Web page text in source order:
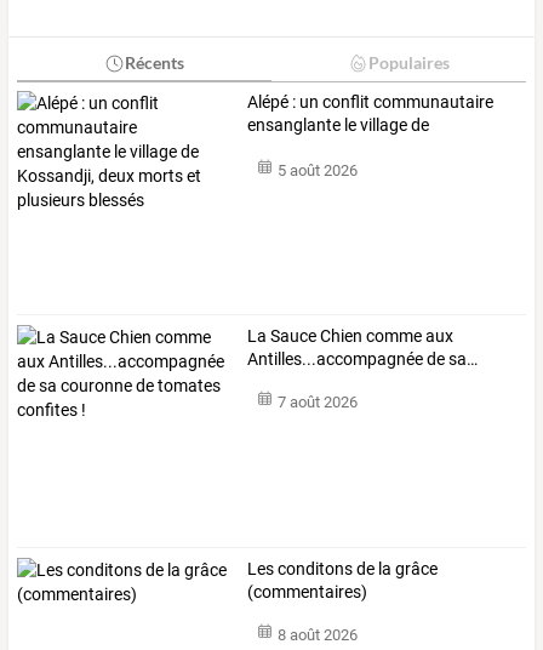
Récents Populaires
Alépé : un conflit communautaire
ensanglante levillagede
5 août 2026
La SauceChien commeaux
Antilles...accompagnéedesa…
7 août 2026
Les conditons de la grâce
(commentaires)
8 août 2026